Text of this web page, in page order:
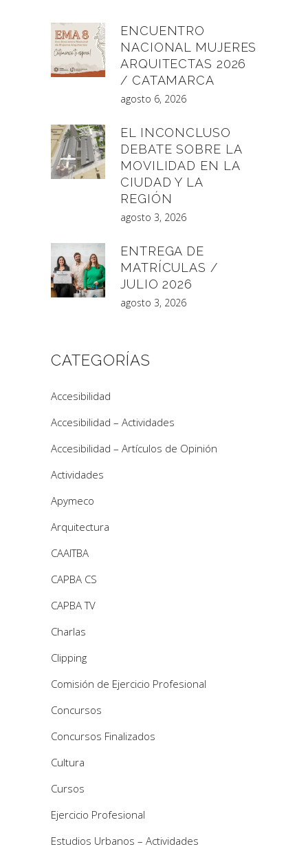
ENCUENTRO
NACIONAL MUJERES
ARQUITECTAS 2026
/ CATAMARCA
agosto 6, 2026
EL INCONCLUSO
DEBATE SOBRE LA
MOVILIDAD EN LA
CIUDAD Y LA
REGIÓN
agosto 3, 2026
ENTREGA DE
MATRÍCULAS /
JULIO 2026
agosto 3, 2026
CATEGORÍAS
Accesibilidad
Accesibilidad – Actividades
Accesibilidad – Artículos de Opinión
Actividades
Apymeco
Arquitectura
CAAITBA
CAPBA CS
CAPBA TV
Charlas
Clipping
Comisión de Ejercicio Profesional
Concursos
Concursos Finalizados
Cultura
Cursos
Ejercicio Profesional
Estudios Urbanos – Actividades